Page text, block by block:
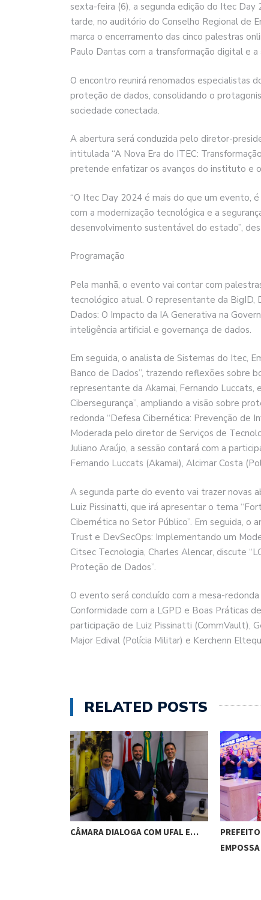
sexta-feira (6), a segunda edição do Itec Day
tarde, no auditório do Conselho Regional de
marca o encerramento das cinco palestras
Paulo Dantas com a transformação digital e a
O encontro reunirá renomados especialistas
proteção de dados, consolidando o
sociedade conectada.
A abertura será conduzida pelo diretor-
intitulada “A Nova Era do ITEC:
pretende enfatizar os avanços do instituto e
“O Itec Day 2024 é mais do que um evento,
com a modernização tecnológica e a
desenvolvimento sustentável do estado”,
Programação
Pela manhã, o evento vai contar com
tecnológico atual. O representante da BigID,
Dados: O Impacto da IA Generativa na
inteligência artificial e governança de dados.
Em seguida, o analista de Sistemas do Itec,
Banco de Dados”, trazendo reflexões sobre
representante da Akamai, Fernando
Cibersegurança”, ampliando a visão sobre
redonda “Defesa Cibernética: Prevenção de
Moderada pelo diretor de Serviços de
Juliano Araújo, a sessão contará com a
Fernando Luccats (Akamai), Alcimar Costa
A segunda parte do evento vai trazer novas
Luiz Pissinatti, que irá apresentar o tema
Cibernética no Setor Público”. Em seguida, o
Trust e DevSecOps: Implementando um
Citsec Tecnologia, Charles Alencar, discute
Proteção de Dados”.
O evento será concluído com a mesa-
Conformidade com a LGPD e Boas Práticas
participação de Luiz Pissinatti (CommVault),
Major Edival (Polícia Militar) e Kerchenn
RELATED POSTS
CÂMARA DIALOGA COM UFAL E…